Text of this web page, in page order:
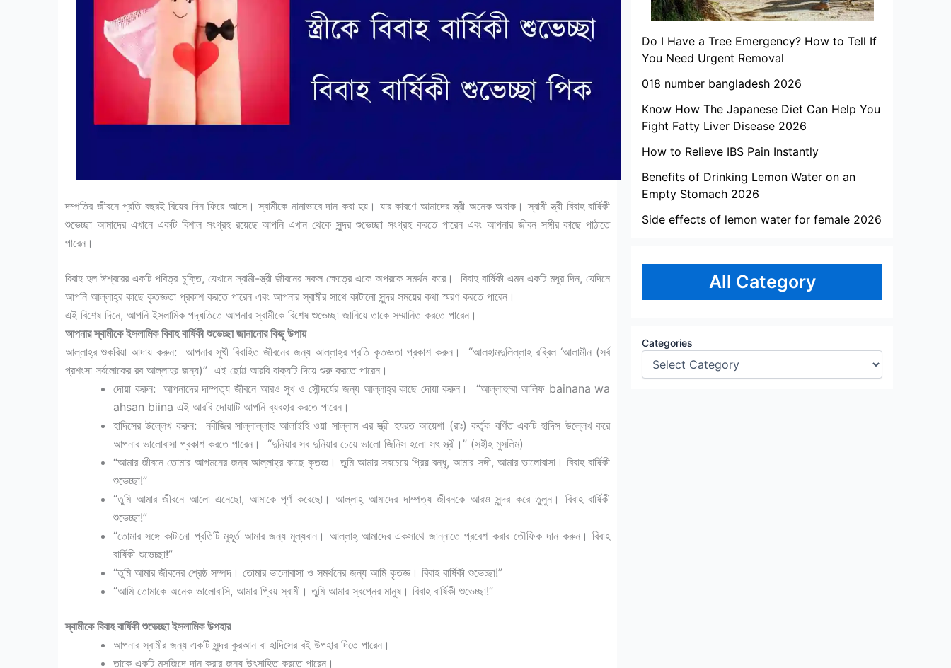
দম্পতির জীবনে প্রতি বছরই বিয়ের দিন ফিরে আসে। স্বামীকে নানাভাবে দান করা হয়। যার কারণে আমাদের স্ত্রী অনেক অবাক। স্বামী স্ত্রী বিবাহ বার্ষিকী
শুভেচ্ছা আমাদের এখানে একটি বিশাল সংগ্রহ রয়েছে আপনি এখান থেকে সুন্দর শুভেচ্ছা সংগ্রহ করতে পারেন এবং আপনার জীবন সঙ্গীর কাছে পাঠাতে
পারেন।
বিবাহ হল ঈশ্বরের একটি পবিত্র চুক্তি, যেখানে স্বামী-স্ত্রী জীবনের সকল ক্ষেত্রে একে অপরকে সমর্থন করে। বিবাহ বার্ষিকী এমন একটি মধুর দিন, যেদিনে
আপনি আল্লাহ্‌র কাছে কৃতজ্ঞতা প্রকাশ করতে পারেন এবং আপনার স্বামীর সাথে কাটানো সুন্দর সময়ের কথা স্মরণ করতে পারেন।
এই বিশেষ দিনে, আপনি ইসলামিক পদ্ধতিতে আপনার স্বামীকে বিশেষ শুভেচ্ছা জানিয়ে তাকে সম্মানিত করতে পারেন।
আপনার স্বামীকে ইসলামিক বিবাহ বার্ষিকী শুভেচ্ছা জানানোর কিছু উপায়
আল্লাহ্‌র শুকরিয়া আদায় করুন: আপনার সুখী বিবাহিত জীবনের জন্য আল্লাহ্‌র প্রতি কৃতজ্ঞতা প্রকাশ করুন। “আলহামদুলিল্লাহ রব্বিল ‘আলামীন (সর্ব
প্রশংসা সর্বলোকের রব আল্লাহর জন্য)” এই ছোট্ট আরবি বাক্যটি দিয়ে শুরু করতে পারেন।
দোয়া করুন: আপনাদের দাম্পত্য জীবনে আরও সুখ ও সৌন্দর্যের জন্য আল্লাহ্‌র কাছে দোয়া করুন। “আল্লাহুম্মা আলিফ bainana wa
ahsan biina এই আরবি দোয়াটি আপনি ব্যবহার করতে পারেন।
হাদিসের উল্লেখ করুন: নবীজির সাল্লাল্লাহু আলাইহি ওয়া সাল্লাম এর স্ত্রী হযরত আয়েশা (রাঃ) কর্তৃক বর্ণিত একটি হাদিস উল্লেখ করে
আপনার ভালোবাসা প্রকাশ করতে পারেন। “দুনিয়ার সব দুনিয়ার চেয়ে ভালো জিনিস হলো সৎ স্ত্রী।” (সহীহ মুসলিম)
“আমার জীবনে তোমার আগমনের জন্য আল্লাহ্‌র কাছে কৃতজ্ঞ। তুমি আমার সবচেয়ে প্রিয় বন্ধু, আমার সঙ্গী, আমার ভালোবাসা। বিবাহ বার্ষিকী
শুভেচ্ছা!”
“তুমি আমার জীবনে আলো এনেছো, আমাকে পূর্ণ করেছো। আল্লাহ্‌ আমাদের দাম্পত্য জীবনকে আরও সুন্দর করে তুলুন। বিবাহ বার্ষিকী
শুভেচ্ছা!”
“তোমার সঙ্গে কাটানো প্রতিটি মুহূর্ত আমার জন্য মূল্যবান। আল্লাহ্‌ আমাদের একসাথে জান্নাতে প্রবেশ করার তৌফিক দান করুন। বিবাহ
বার্ষিকী শুভেচ্ছা!”
“তুমি আমার জীবনের শ্রেষ্ঠ সম্পদ। তোমার ভালোবাসা ও সমর্থনের জন্য আমি কৃতজ্ঞ। বিবাহ বার্ষিকী শুভেচ্ছা!”
“আমি তোমাকে অনেক ভালোবাসি, আমার প্রিয় স্বামী। তুমি আমার স্বপ্নের মানুষ। বিবাহ বার্ষিকী শুভেচ্ছা!”
স্বামীকে বিবাহ বার্ষিকী শুভেচ্ছা ইসলামিক উপহার
আপনার স্বামীর জন্য একটি সুন্দর কুরআন বা হাদিসের বই উপহার দিতে পারেন।
তাকে একটি মসজিদে দান করার জন্য উৎসাহিত করতে পারেন।
Do I Have a Tree Emergency? How to Tell If
You Need Urgent Removal
018 number bangladesh 2026
Know How The Japanese Diet Can Help You
Fight Fatty Liver Disease 2026
How to Relieve IBS Pain Instantly
Benefits of Drinking Lemon Water on an
Empty Stomach 2026
Side effects of lemon water for female 2026
All Category
Categories